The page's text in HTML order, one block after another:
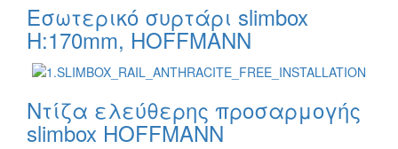
Εσωτερικό συρτάρι slimbox
H:170mm, HOFFMANN
Ντίζα ελεύθερης προσαρμογής
slimbox HOFFMANN